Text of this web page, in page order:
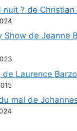
nuit ? de Christian
Show de Jeanne
de Laurence
mal de